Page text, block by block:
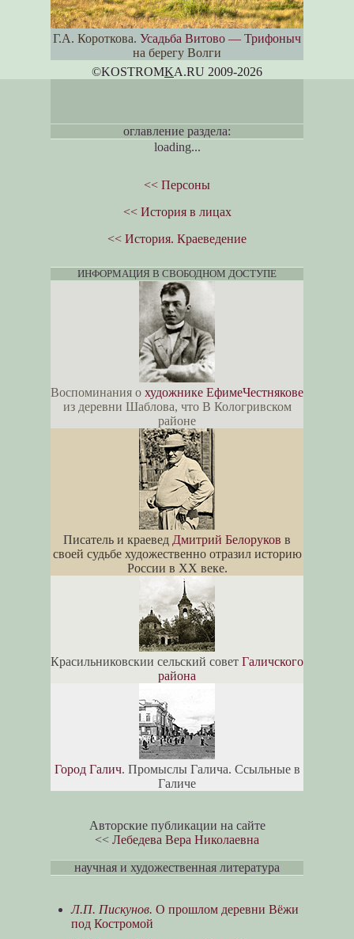
Г.А. Короткова. Усадьба Витово — Трифоныч
на берегу Волги
©KOSTROMKA.RU 2009-2026
оглавление раздела:
loading...
<< Персоны
<< История в лицах
<< История. Краеведение
ИНФОРМАЦИЯ В СВОБОДНОМ ДОСТУПЕ
Воспоминания о художнике ЕфимеЧестнякове
из деревни Шаблова, что В Кологривском
районе
Писатель и краевед Дмитрий Белоруков в
своей судьбе художественно отразил историю
России в XX веке.
Красильниковскии сельский совет Галичского
района
Город Галич. Промыслы Галича. Ссыльные в
Галиче
Авторские публикации на сайте
<< Лебедева Вера Николаевна
научная и художественная литература
Л.П. Пискунов. О прошлом деревни Вёжи
под Костромой